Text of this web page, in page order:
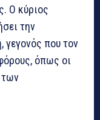
Ο κύριος
την
γεγονός που τον
όπως οι
των